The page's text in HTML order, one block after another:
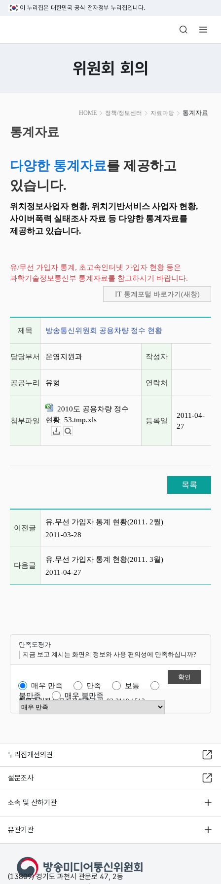
본문 바로가기
이 누리집은 대한민국 공식 전자정부 누리집입니다.
방송미디어통신위원회 Korea Media
위원회 회의
HOME 정책/정보센터 자료마당 통계자료
시
작
통계자료
다양한 통계자료를 제공하고
있습니다.
위치정보사업자 현황, 위치기반서비스 사업자 현황,
사이버폭력 실태조사 자료 등 다양한 통계자료를
제공하고 있습니다.
유/무선 가입자 통계, 초고속인터넷 가입자 현황 등은
과학기술정보통신부 통계자료를 참고하시기 바랍니다.
IT 통계포털 바로가기(새창)
제목 방송통신위원회 공용차량 정수 현황
담당부서 운영지원과 작성자
공공누리 유형 연락처
첨부파일
2010도 공용차량 정수
현황_53.tmp.xls
등록일
2011-04-
27
목록
이전글
유.무선 가입자 통계 현황(2011. 2월)
2011-03-28
다음글
유.무선 가입자 통계 현황(2011. 3월)
2011-04-27
만족도평가
지금 보고 계시는 화면의 정보와 사용 편의성에 만족하십니까?
매우 만족 만족
보통
불만족
매우 불만족
만족도 점수 선택
항목관리자이용자정책총괄과 02-2110-1512
누리집개선의견
설문조사
소속 및 산하기관
유관기관
(13809) 경기도 과천시 관문로 47, 2동